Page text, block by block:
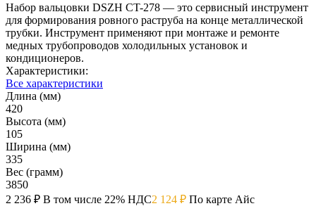
Набор вальцовки DSZH CT-278 — это сервисный инструмент
для формирования ровного раструба на конце металлической
трубки. Инструмент применяют при монтаже и ремонте
медных трубопроводов холодильных установок и
кондиционеров.
Характеристики:
Все характеристики
Длина (мм)
420
Высота (мм)
105
Ширина (мм)
335
Вес (грамм)
3850
2 236 ₽ В том числе 22% НДС2 124 ₽ По карте Айс